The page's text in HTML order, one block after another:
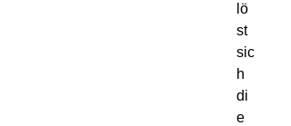
lö
st
sic
h
di
e